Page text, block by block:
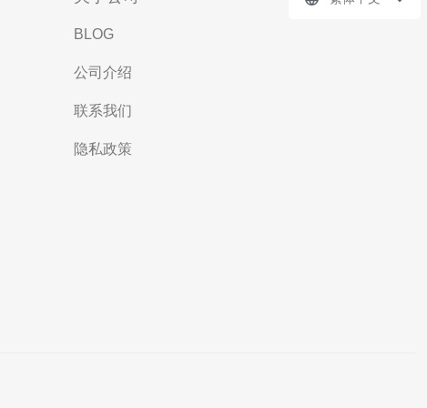
BLOG
公司介绍
联系我们
隐私政策